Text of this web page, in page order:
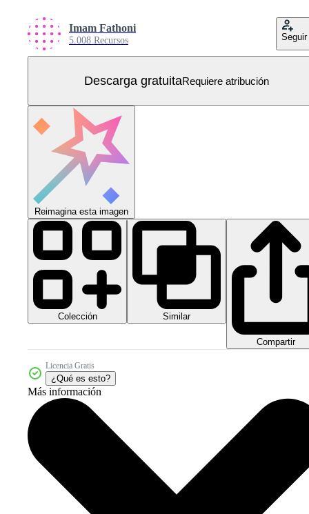
Imam Fathoni
5.008 Recursos Seguir
Descarga gratuitaRequiere atribución
Reimagina esta imagen
Colección Similar
Compartir
Licencia Gratis
¿Qué es esto?
Más información